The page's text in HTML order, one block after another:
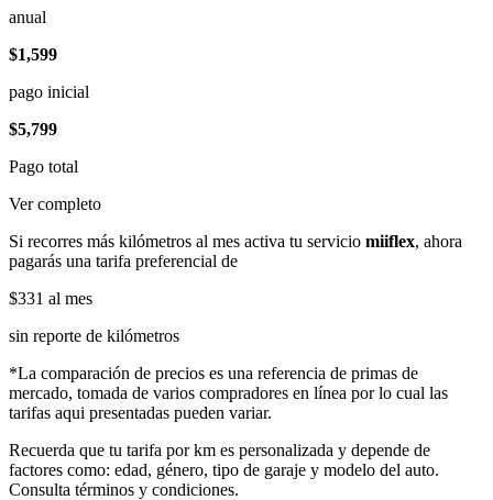
anual
$1,599
pago inicial
$5,799
Pago total
Ver completo
Si recorres más kilómetros al mes activa tu servicio miiflex, ahora
pagarás una tarifa preferencial de
$331 al mes
sin reporte de kilómetros
*La comparación de precios es una referencia de primas de
mercado, tomada de varios compradores en línea por lo cual las
tarifas aqui presentadas pueden variar.
Recuerda que tu tarifa por km es personalizada y depende de
factores como: edad, género, tipo de garaje y modelo del auto.
Consulta términos y condiciones.